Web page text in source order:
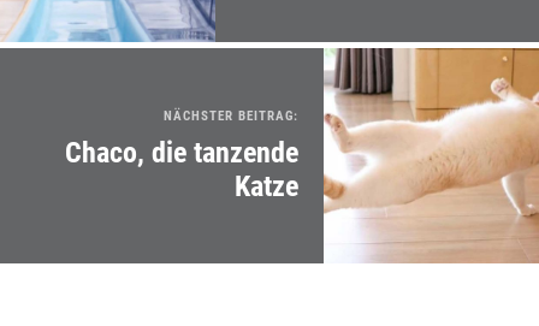
NÄCHSTER BEITRAG:
Chaco, die tanzende
Katze